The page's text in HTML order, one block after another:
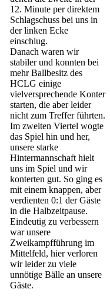
12. Minute per direktem
Schlagschuss bei uns in
der linken Ecke
einschlug.
Danach waren wir
stabiler und konnten bei
mehr Ballbesitz des
HCLG einige
vielversprechende Konter
starten, die aber leider
nicht zum Treffer führten.
Im zweiten Viertel wogte
das Spiel hin und her,
unsere starke
Hintermannschaft hielt
uns im Spiel und wir
konterten gut. So ging es
mit einem knappen, aber
verdienten 0:1 der Gäste
in die Halbzeitpause.
Eindeutig zu verbessern
war unsere
Zweikampfführung im
Mittelfeld, hier verloren
wir leider zu viele
unnötige Bälle an unsere
Gäste.